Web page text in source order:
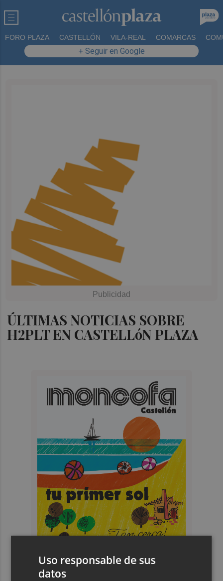
FORO PLAZA CASTELLÓN VILA-REAL COMARCAS
+ Seguir en Google
ÚLTIMAS NOTICIAS SOBRE
H2PLT EN CASTELLóN PLAZA
Uso responsable de sus
datos